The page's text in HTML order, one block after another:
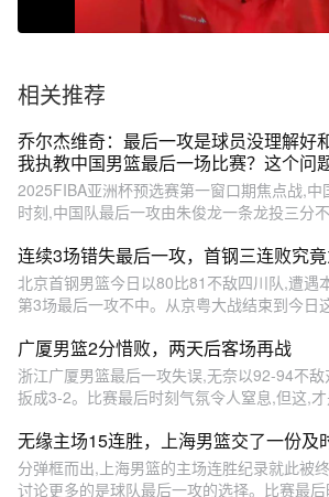
相关推荐
乔尔杰维奇：最后一攻是球员没理解好
我执教中国男篮最后一场比赛？这个问
2025FIBA亚洲杯预选赛第一窗口期焦点战,
时刻,中国队最后一攻由朱俊龙一条龙投三分
连续3场错失最后一攻，首钢三连败究
北京首钢男篮今日以80比81不敌四川队,遭遇
第3场最后一攻不中。从京粤大战结束到今日
广厦男篮2分惜败，两天后客场再战
浙江广厦男篮最后一攻失误,无奈以92-94不
扳成3-2。比赛最后时刻气氛令人窒息,但这,
无缘主场15连胜，上海男篮交了一份及
分弹框而出,上海男篮的主场连胜纪录就此被
讨论更多的是球队最后一攻的选择。比赛最